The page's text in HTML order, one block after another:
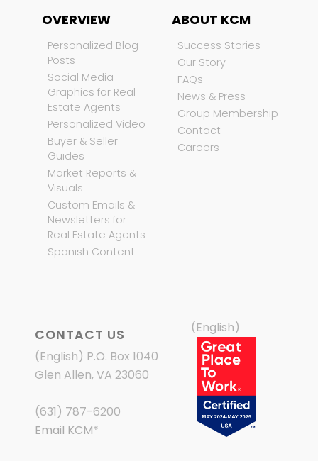
OVERVIEW
Personalized Blog
Posts
Social Media
Graphics for Real
Estate Agents
Personalized Video
Buyer & Seller
Guides
Market Reports &
Visuals
Custom Emails &
Newsletters for
Real Estate Agents
Spanish Content
ABOUT KCM
Success Stories
Our Story
FAQs
News & Press
Group Membership
Contact
Careers
CONTACT US
(English) P.O. Box 1040
Glen Allen, VA 23060
(631) 787-6200
Email KCM*
(English)